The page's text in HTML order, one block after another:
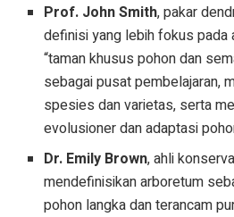
Prof. John Smith, pakar
definisi yang lebih fokus pada
“taman khusus pohon dan
sebagai pusat pembelajaran,
spesies dan varietas, serta
evolusioner dan adaptasi
Dr. Emily Brown, ahli
mendefinisikan arboretum
pohon langka dan terancam